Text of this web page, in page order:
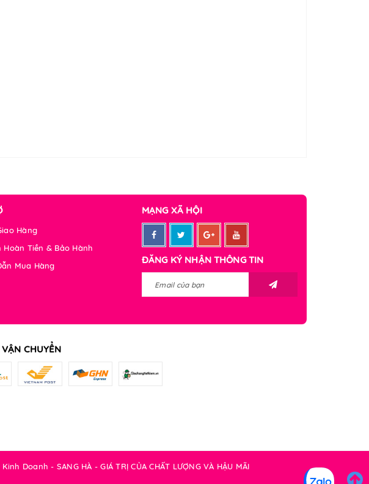
Hàng
Hoàn Tiền & Bảo Hành
Mua Hàng
MẠNG XÃ HỘI
ĐĂNG KÝ NHẬN THÔNG TIN
CHUYỂN
Doanh - SANG HÀ - GIÁ TRỊ CỦA CHẤT LƯỢNG VÀ HẬU MÃI